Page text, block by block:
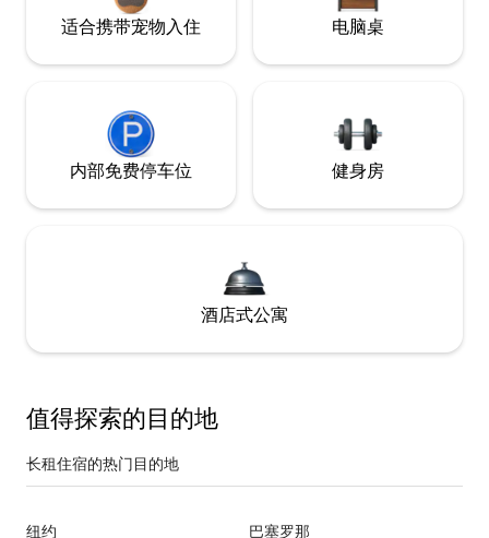
适合携带宠物入住 电脑桌
内部免费停车位 健身房
酒店式公寓
值得探索的目的地
长租住宿的热门目的地
纽约 巴塞罗那